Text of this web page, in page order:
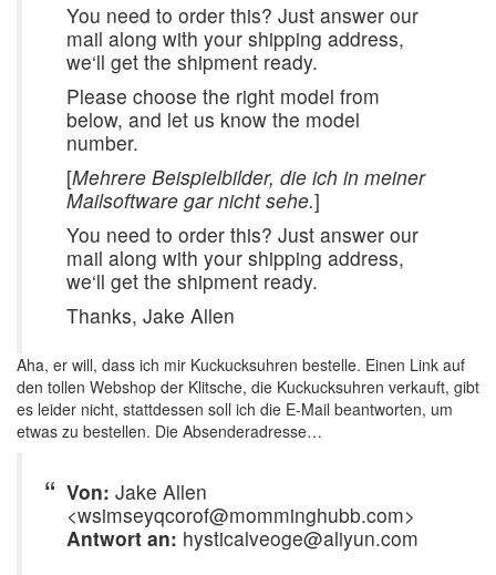
You need to order this? Just answer our
mail along with your shipping address,
we‘ll get the shipment ready.
Please choose the right model from
below, and let us know the model
number.
[Mehrere Beispielbilder, die ich in meiner
Mailsoftware gar nicht sehe.]
You need to order this? Just answer our
mail along with your shipping address,
we‘ll get the shipment ready.
Thanks, Jake Allen
Aha, er will, dass ich mir Kuckucksuhren bestelle. Einen Link auf
den tollen Webshop der Klitsche, die Kuckucksuhren verkauft, gibt
es leider nicht, stattdessen soll ich die E-Mail beantworten, um
etwas zu bestellen. Die Absenderadresse…
Von: Jake Allen
<wsimseyqcorof@momminghubb.com>
Antwort an: hysticalveoge@aliyun.com